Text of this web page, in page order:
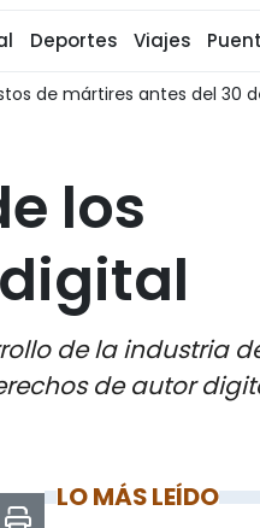
Deportes Viajes
Destacan papel de
los
de la industria
de autor
LO MÁS LEÍDO